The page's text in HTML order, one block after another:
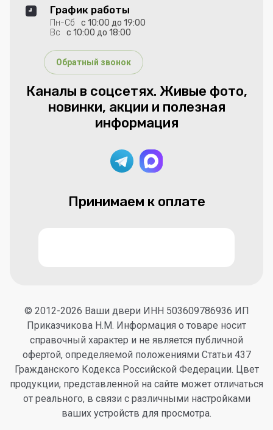
График работы
Пн-Сб
с 10:00 до 19:00
Вс
с 10:00 до 18:00
Обратный звонок
Каналы в соцсетях. Живые фото,
новинки, акции и полезная
информация
Принимаем к оплате
© 2012-2026 Ваши двери ИНН 503609786936 ИП
Приказчикова Н.М. Информация о товаре носит
справочный характер и не является публичной
офертой, определяемой положениями Статьи 437
Гражданского Кодекса Российской Федерации. Цвет
продукции, представленной на сайте может отличаться
от реального, в связи с различными настройками
ваших устройств для просмотра.